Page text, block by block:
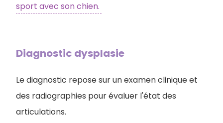
sport avec son chien.
Diagnostic dysplasie
Le diagnostic repose sur un examen clinique et
des radiographies pour évaluer l'état des
articulations.